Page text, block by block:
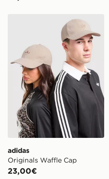
adidas Originals Waffle Cap
adidas
Originals Waffle Cap
23,00€